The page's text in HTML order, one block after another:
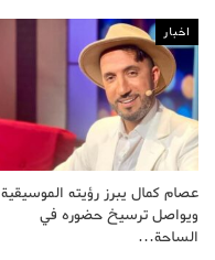
اخبار
عصام كمال يبرز رؤيته الموسيقية
ويواصل ترسيخ حضوره في
الساحة…